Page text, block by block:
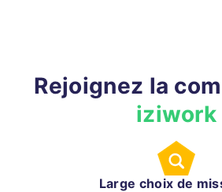
Rejoignez la
iziwork
Large choix de